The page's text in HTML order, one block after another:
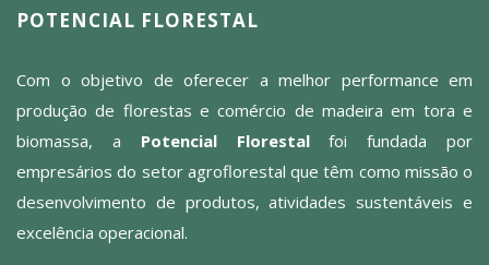
POTENCIAL FLORESTAL
Com o objetivo de oferecer a melhor performance em
produção de florestas e comércio de madeira em tora e
biomassa, a Potencial Florestalfoi fundada por
empresários do setor agroflorestal que têm como missão o
desenvolvimento de produtos, atividades sustentáveis e
excelência operacional.